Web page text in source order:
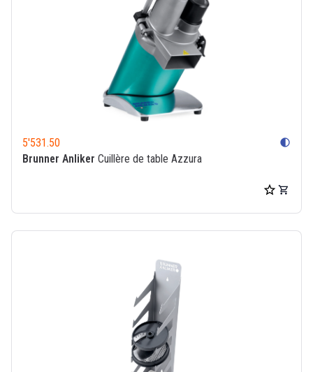
5'531.50 contrast
Brunner Anliker Cuillère de table Azzura